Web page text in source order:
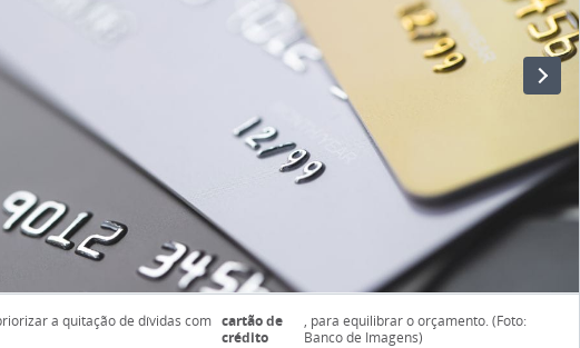
a quitação de dívidas com cartão de
crédito
, para equilibrar o orçamento. (Foto:
Banco de Imagens)